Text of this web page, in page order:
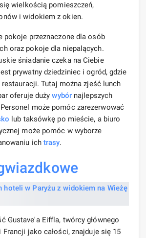
wielkością pomieszczeń,
i widokiem z okien.
pokoje przeznaczone dla osób
oraz pokoje dla niepalących.
śniadanie czeka na Ciebie
prywatny dziedziniec i ogród, gdzie
Tutaj można zjeść lunch
oferuje dużywybórnajlepszych
może pomóc zarezerwować
lub taksówkę po mieście, a biuro
może pomóc w wyborze
ich trasy.
Gustave'a Eiffla, twórcy głównego
jako całości, znajduje się 15